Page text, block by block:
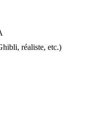
réaliste, etc.)